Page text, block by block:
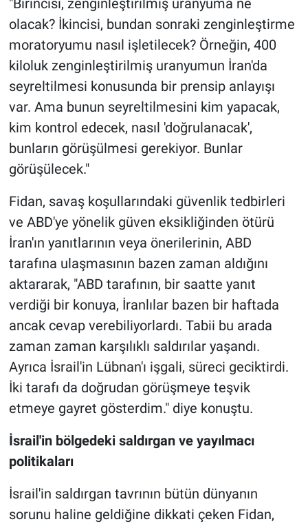
"Birincisi, zenginleştirilmiş uranyuma ne
olacak? İkincisi, bundan sonraki zenginleştirme
moratoryumu nasıl işletilecek? Örneğin, 400
kiloluk zenginleştirilmiş uranyumun İran'da
seyreltilmesi konusunda bir prensip anlayışı
var. Ama bunun seyreltilmesini kim yapacak,
kim kontrol edecek, nasıl 'doğrulanacak',
bunların görüşülmesi gerekiyor. Bunlar
görüşülecek."
Fidan, savaş koşullarındaki güvenlik tedbirleri
ve ABD'ye yönelik güven eksikliğinden ötürü
İran'ın yanıtlarının veya önerilerinin, ABD
tarafına ulaşmasının bazen zaman aldığını
aktararak, "ABD tarafının, bir saatte yanıt
verdiği bir konuya, İranlılar bazen bir haftada
ancak cevap verebiliyorlardı. Tabii bu arada
zaman zaman karşılıklı saldırılar yaşandı.
Ayrıca İsrail'in Lübnan'ı işgali, süreci geciktirdi.
İki tarafı da doğrudan görüşmeye teşvik
etmeye gayret gösterdim." diye konuştu.
İsrail'in bölgedeki saldırgan ve yayılmacı
politikaları
İsrail'in saldırgan tavrının bütün dünyanın
sorunu haline geldiğine dikkati çeken Fidan,